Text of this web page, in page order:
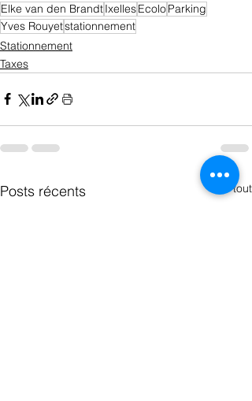
Elke van den BrandtIxellesEcoloParking
Yves Rouyetstationnement
Stationnement
Taxes
Posts récents Voir tout